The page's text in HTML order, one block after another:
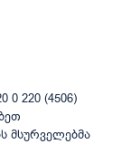
0 220 (4506)
მსურველებმა